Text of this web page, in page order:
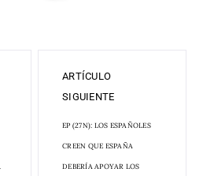
ARTÍCULO
SIGUIENTE
EP (27N): LOS ESPAÑOLES
CREEN QUE ESPAÑA
DEBERÍA APOYAR LOS